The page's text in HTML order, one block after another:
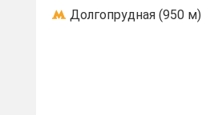
Долгопрудная (950 м)